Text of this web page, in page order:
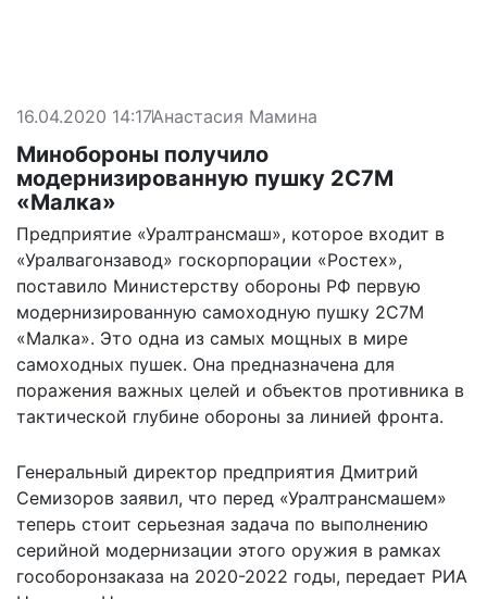
16.04.2020 14:17Анастасия Мамина
Минобороны получило
модернизированную пушку 2С7М
«Малка»
Предприятие «Уралтрансмаш», которое входит в
«Уралвагонзавод» госкорпорации «Ростех»,
поставило Министерству обороны РФ первую
модернизированную самоходную пушку 2С7М
«Малка». Это одна из самых мощных в мире
самоходных пушек. Она предназначена для
поражения важных целей и объектов противника в
тактической глубине обороны за линией фронта.
Генеральный директор предприятия Дмитрий
Семизоров заявил, что перед «Уралтрансмашем»
теперь стоит серьезная задача по выполнению
серийной модернизации этого оружия в рамках
гособоронзаказа на 2020-2022 годы, передает РИА